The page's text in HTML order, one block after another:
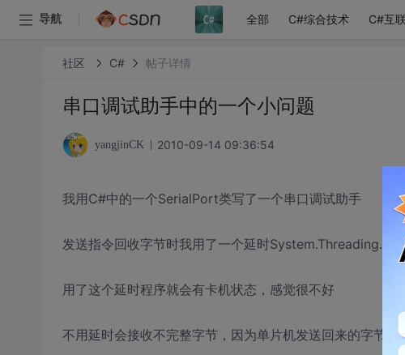
导航 全部 C#综合技术
社区 C# 帖子详情
串口调试助手中的一个小问题
yangjinCK 2010-09-14 09:36:54
我用C#中的一个SerialPort类写了一个串口调试助手
发送指令回收字节时我用了一个延时
用了这个延时程序就会有卡机状态，感觉很不好
不用延时会接收不完整字节，因为单片机发送回来的字节是